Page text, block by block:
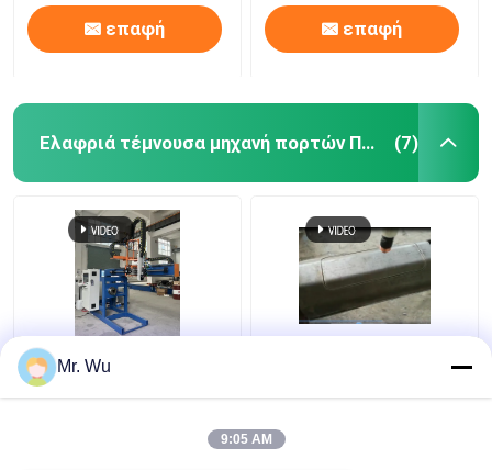
επαφή επαφή
Ελαφριά τέμνουσα μηχανή πορτών Πολωνού (7)
τέμνουσα μηχανή
πορτών 350mm
Πολωνός 360 βαθμός
Μηχανή κοπής πόρτας
350 mm Μέγιστο
μήκος κοπής 2000 mm
Mr. Wu
9:05 AM